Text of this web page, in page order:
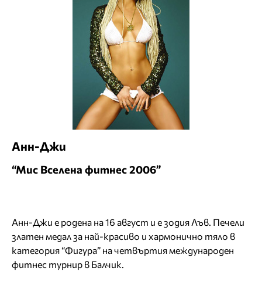
Анн-Джи
“Мис Вселена фитнес 2006”
Анн-Джи e родена на 16 август и е зодия Лъв. Печели
златен медал за най-красиво и хармонично тяло в
категория “Фигура” на четвъртия международен
фитнес турнир в Балчик.